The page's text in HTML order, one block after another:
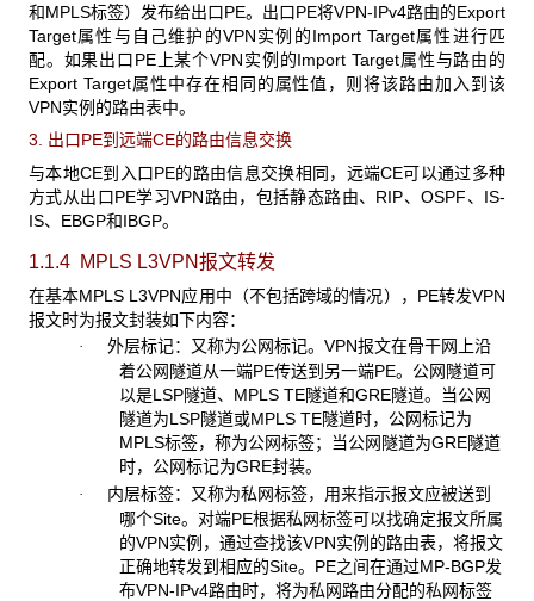
和MPLS标签）发布给出口PE。出口PE将VPN-IPv4路由的Export
Target属性与自己维护的VPN实例的Import Target属性进行匹
配。如果出口PE上某个VPN实例的Import Target属性与路由的
Export Target属性中存在相同的属性值，则将该路由加入到该
VPN实例的路由表中。
3. 出口PE到远端CE的路由信息交换
与本地CE到入口PE的路由信息交换相同，远端CE可以通过多种
方式从出口PE学习VPN路由，包括静态路由、RIP、OSPF、IS-
IS、EBGP和IBGP。
1.1.4 MPLS L3VPN报文转发
在基本MPLS L3VPN应用中（不包括跨域的情况），PE转发VPN
报文时为报文封装如下内容：
· 外层标记：又称为公网标记。 VPN报文在骨干网上沿
着公网隧道从一端PE传送到另一端PE。公网隧道可
以是LSP隧道、MPLS TE隧道和GRE隧道。当公网
隧道为LSP隧道或MPLS TE隧道时，公网标记为
MPLS标签，称为公网标签；当公网隧道为GRE隧道
时，公网标记为GRE封装。
· 内层标签：又称为私网标签，用来指示报文应被送到
哪个Site。对端PE根据私网标签可以找确定报文所属
的VPN实例，通过查找该VPN实例的路由表，将报文
正确地转发到相应的Site。PE之间在通过MP-BGP发
布VPN-IPv4路由时，将为私网路由分配的私网标签